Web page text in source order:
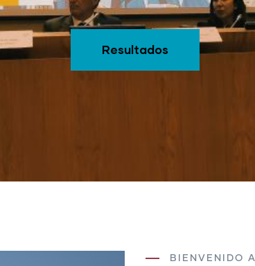
Resultados
BIENVENIDO